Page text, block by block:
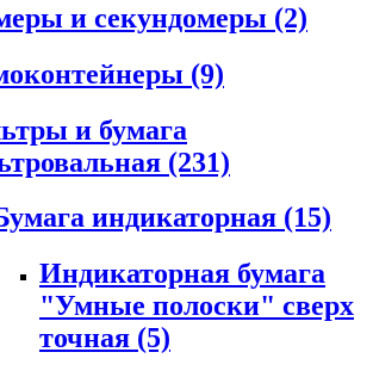
и секундомеры (2)
(9)
и бумага
(231)
индикаторная (15)
Индикаторная бумага
"Умные полоски" сверх
точная (5)